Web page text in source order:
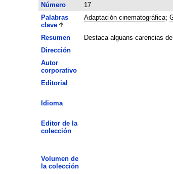
Número
17
Palabras
clave
Adaptación cinematográfica;
Resumen
Destaca alguans carencias
Dirección
Autor
corporativo
Editorial
Idioma
Editor de la
colección
Volumen de
la colección